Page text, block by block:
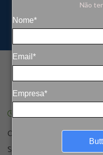
Não
Nome*
Email*
Empresa*
28 de maio de 2024 /
O Porto Salvador foi palco
Salvador,
nos dias 22 e 23